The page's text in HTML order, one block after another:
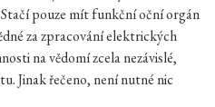
pouze mít funkční oční orgán
za zpracování elektrických
na vědomí zcela nezávislé,
Jinak řečeno, není nutné nic